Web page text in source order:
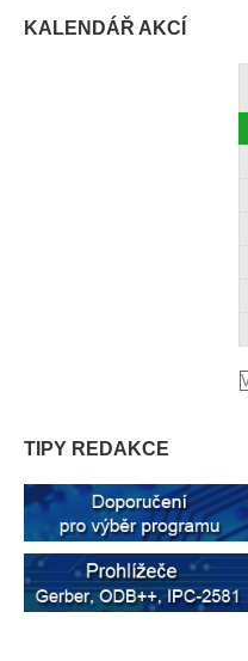
KALENDÁŘ AKCÍ
TIPY REDAKCE